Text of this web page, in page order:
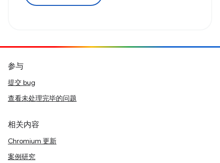
参与
提交 bug
查看未处理完毕的问题
相关内容
Chromium 更新
案例研究